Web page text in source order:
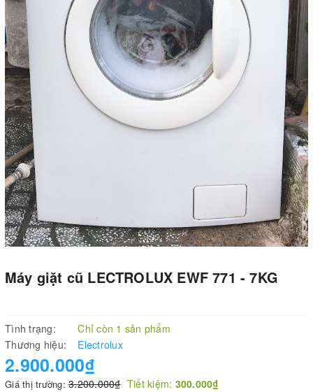
Máy giặt cũ LECTROLUX EWF 771 - 7KG
Tình trạng:
Chỉ còn 1 sản phẩm
Thương hiệu:
Electrolux
2.900.000₫
Giá thị trường: 3.200.000₫ Tiết kiệm: 300.000₫